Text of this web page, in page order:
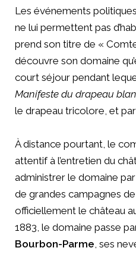
Les événements
ne lui permettent pas
prend son titre de «
découvre son domaine
court séjour pendant
Manifeste du drapeau
le drapeau tricolore, et
À distance pourtant, le
attentif à l’entretien du
administrer le domaine
de grandes campagnes
officiellement le château
1883, le domaine passe
Bourbon-Parme, ses